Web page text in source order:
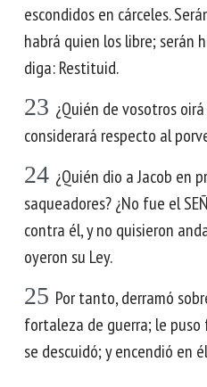
escondidos en cárceles.
habrá quien los libre; serán
diga: Restituid.
23 ¿Quién de vosotros
considerará respecto al
24 ¿Quién dio a Jacob en
saqueadores? ¿No fue el
contra él, y no quisieron
oyeron su Ley.
25 Por tanto, derramó
fortaleza de guerra; le
se descuidó; y encendió en